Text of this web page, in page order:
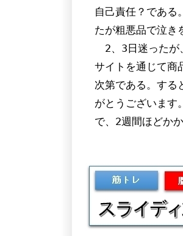
自己責任？である
たが粗悪品で泣き
2、3日迷ったが
サイトを通じて商
次第である。する
がとうございます
で、2週間ほどか